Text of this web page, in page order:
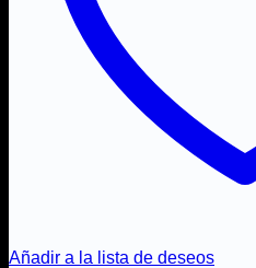
Añadir a la lista de deseos